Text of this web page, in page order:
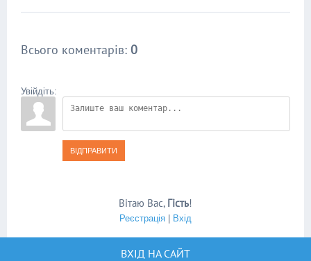
Всього коментарів: 0
Увійдіть:
ВІДПРАВИТИ
Вітаю Вас, Гість!
Реєстрація Вхід
ВХІД НА САЙТ